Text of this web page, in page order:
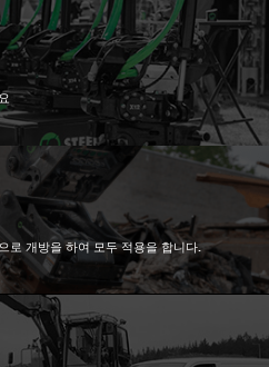
로 개방을 하여 모두 적용을 합니다.